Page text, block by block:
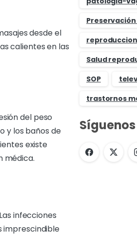
desde el
calientes en las
del peso
y los baños de
existe
médica.
infecciones
imprescindible
Salud
SOP
trastornos
Síguenos